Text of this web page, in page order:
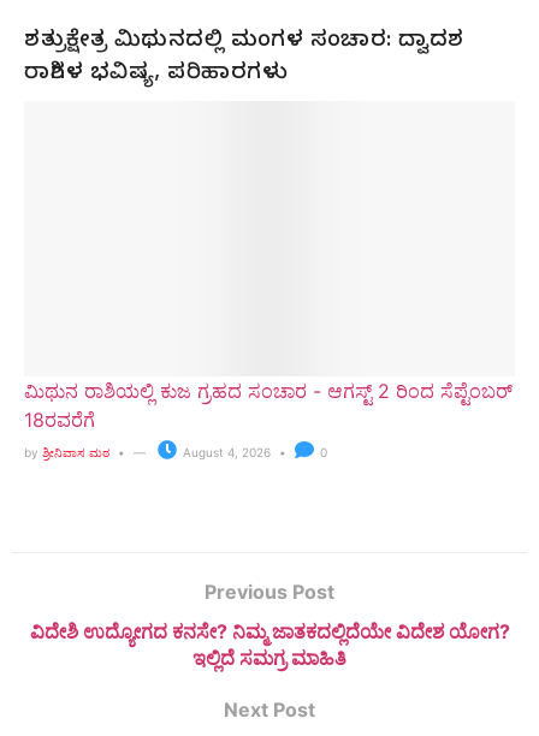
ಶತ್ರುಕ್ಷೇತ್ರ ಮಿಥುನದಲ್ಲಿ ಮಂಗಳ ಸಂಚಾರ: ದ್ವಾದಶ
ರಾಶಿಗಳ ಭವಿಷ್ಯ, ಪರಿಹಾರಗಳು
ಮಿಥುನ ರಾಶಿಯಲ್ಲಿ ಕುಜ ಗ್ರಹದ ಸಂಚಾರ - ಆಗಸ್ಟ್ 2 ರಿಂದ ಸೆಪ್ಟೆಂಬರ್
18ರವರೆಗೆ
by ಶ್ರೀನಿವಾಸ ಮಠ August 4, 2026 0
Previous Post
ವಿದೇಶಿ ಉದ್ಯೋಗದ ಕನಸೇ? ನಿಮ್ಮ ಜಾತಕದಲ್ಲಿದೆಯೇ ವಿದೇಶ ಯೋಗ?
ಇಲ್ಲಿದೆ ಸಮಗ್ರ ಮಾಹಿತಿ
Next Post